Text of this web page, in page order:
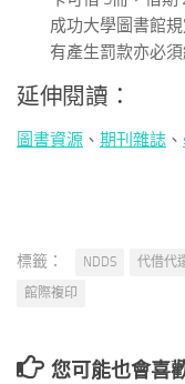
成功大學圖書館
有產生罰款亦必
延伸閱讀：
圖書資源 、 期刊雜誌 、
標籤： NDDS 代借代
館際複印
您可能也會喜